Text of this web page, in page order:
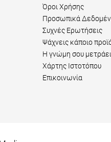
Όροι Χρήσης
Προσωπικά
Συχνές Ερωτήσεις
Ψάχνεις κάποιο
Η γνώμη σου
Χάρτης Ιστοτόπου
Επικοινωνία